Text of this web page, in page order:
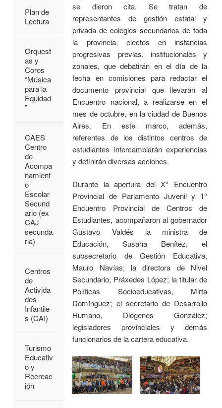
se dieron cita. Se tratan de
representantes de gestión estatal y
privada de colegios secundarios de toda
la provincia, electos en instancias
progresivas previas, institucionales y
zonales, que debatirán en el día de la
fecha en comisiones para redactar el
documento provincial que llevarán al
Encuentro nacional, a realizarse en el
mes de octubre, en la ciudad de Buenos
Aires. En este marco, además,
referentes de los distintos centros de
estudiantes intercambiarán experiencias
y definirán diversas acciones.
Durante la apertura del X° Encuentro
Provincial de Parlamento Juvenil y 1°
Encuentro Provincial de Centros de
Estudiantes, acompañaron al gobernador
Gustavo Valdés la ministra de
Educación, Susana Benítez; el
subsecretario de Gestión Educativa,
Mauro Navías; la directora de Nivel
Secundario, Práxedes López; la titular de
Políticas Socioeducativas, Mirta
Domínguez; el secretario de Desarrollo
Humano, Diógenes González;
legisladores provinciales y demás
funcionarios de la cartera educativa.
Plan de
Lectura
Orquest
as y
Coros
“Música
para la
Equidad
”
CAES
Centro
de
Acompa
ñamient
o
Escolar
Secund
ario (ex
CAJ
secunda
ria)
Centros
de
Activida
des
Infantile
s (CAI)
Turismo
Educativ
o y
Recreac
ión